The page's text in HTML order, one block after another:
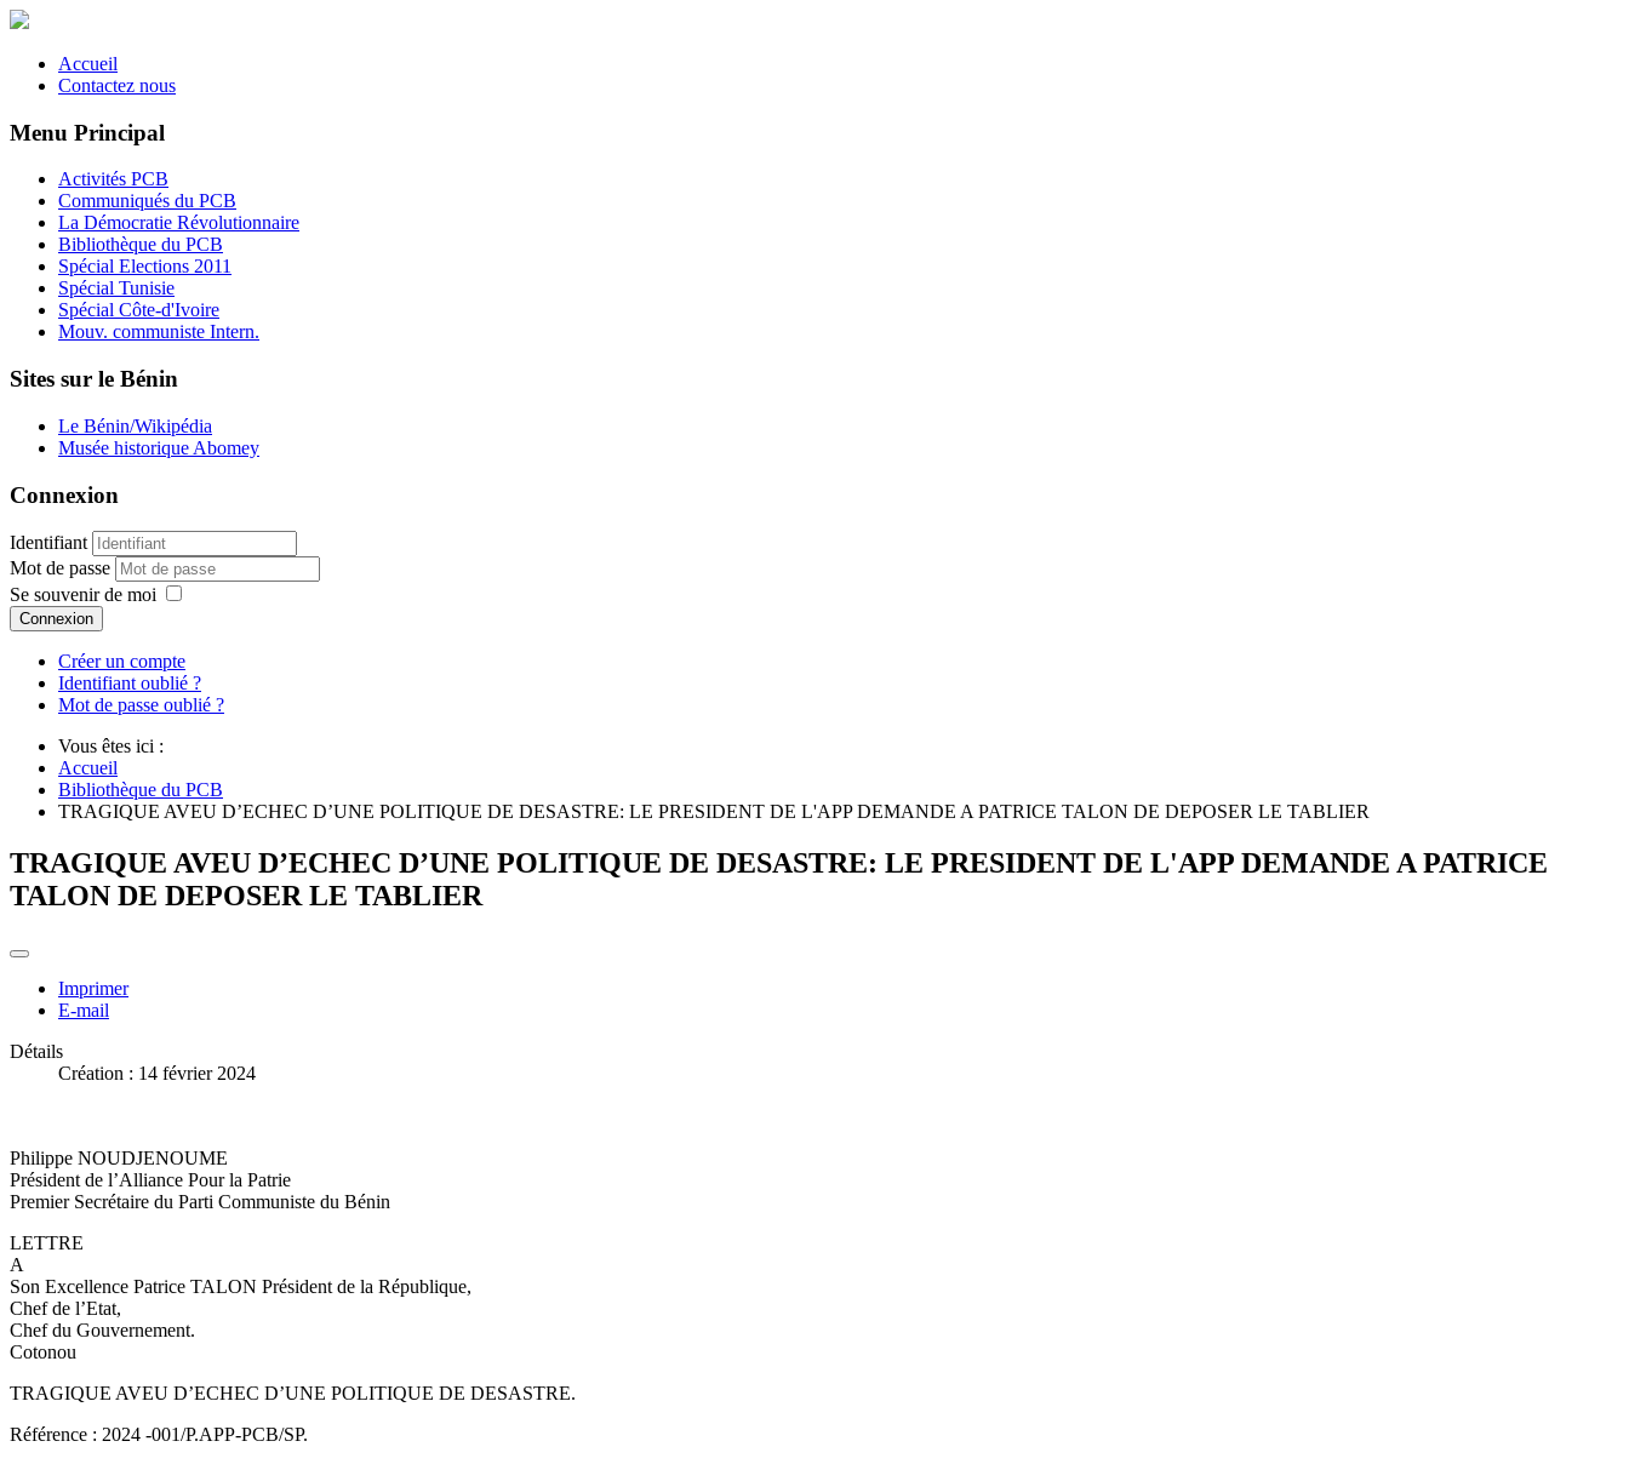
Accueil
Contactez nous
Menu Principal
Activités PCB
Communiqués du PCB
La Démocratie Révolutionnaire
Bibliothèque du PCB
Spécial Elections 2011
Spécial Tunisie
Spécial Côte-d'Ivoire
Mouv. communiste Intern.
Sites sur le Bénin
Le Bénin/Wikipédia
Musée historique Abomey
Connexion
Identifiant
Mot de passe
Se souvenir de moi
Connexion
Créer un compte
Identifiant oublié ?
Mot de passe oublié ?
Vous êtes ici :
Accueil
Bibliothèque du PCB
TRAGIQUE AVEU D’ECHEC D’UNE POLITIQUE DE DESASTRE: LE PRESIDENT DE L'APP DEMANDE A PATRICE TALON DE DEPOSER LE TABLIER
TRAGIQUE AVEU D’ECHEC D’UNE POLITIQUE DE DESASTRE: LE PRESIDENT DE L'APP DEMANDE A PATRICE
TALON DE DEPOSER LE TABLIER
Imprimer
E-mail
Détails
Création : 14 février 2024
Philippe NOUDJENOUME
Président de l’Alliance Pour la Patrie
Premier Secrétaire du Parti Communiste du Bénin
LETTRE
A
Son Excellence Patrice TALON Président de la République,
Chef de l’Etat,
Chef du Gouvernement.
Cotonou
TRAGIQUE AVEU D’ECHEC D’UNE POLITIQUE DE DESASTRE.
Référence : 2024 -001/P.APP-PCB/SP.